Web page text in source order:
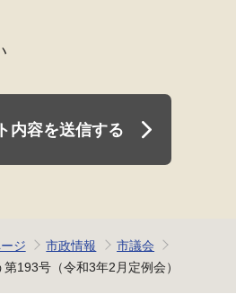
内容を送信する
ジ 市政情報
市議会
193号（令和3年2月定例会）